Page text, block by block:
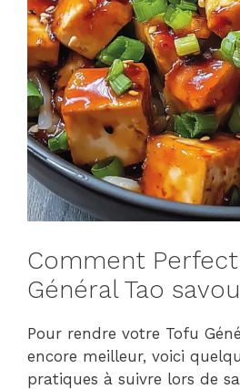
Comment
Général Tao
Pour rendre votre Tofu
encore meilleur, voici
pratiques à suivre lors de